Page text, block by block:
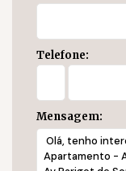
Telefone:
Mensagem: